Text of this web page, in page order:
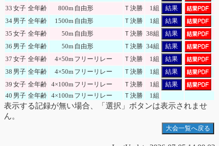
33 女子 全年齢 800m 自由形 Ｔ決勝 1組
結果
34 男子 全年齢 1500m 自由形 Ｔ決勝 1組
結果
35 女子 全年齢 50m 自由形 Ｔ決勝 38組
結果
36 男子 全年齢 50m 自由形 Ｔ決勝 34組
結果
37 女子 全年齢 4×50m フリーリレー Ｔ決勝 1組
結果
38 男子 全年齢 4×50m フリーリレー Ｔ決勝 1組
結果
39 女子 全年齢 4×100m フリーリレー Ｔ決勝 1組
結果
40 男子 全年齢 4×100m フリーリレー Ｔ決勝 1組
表示する記録が無い場合、「選択」ボタンは表示されませ
ん。
大会一覧へ戻る